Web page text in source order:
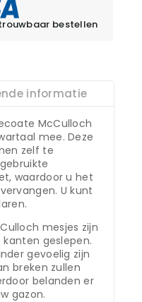
bestellen
informatie
McCulloch
mee. Deze
zelf te
waardoor u het
U kunt
mesjes zijn
geslepen.
gevoelig zijn
breken zullen
belanden er
gazon.